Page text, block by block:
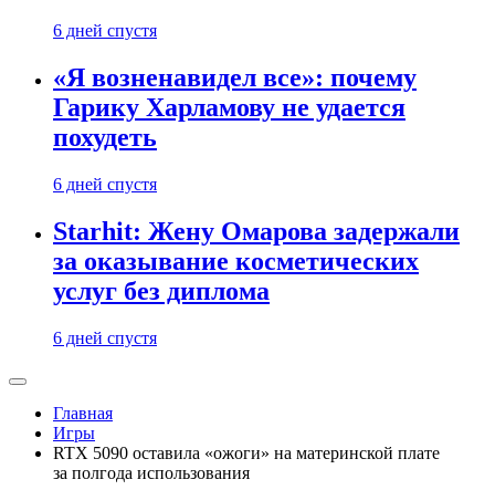
6 дней спустя
«Я возненавидел все»: почему
Гарику Харламову не удается
похудеть
6 дней спустя
Starhit: Жену Омарова задержали
за оказывание косметических
услуг без диплома
6 дней спустя
Главная
Игры
RTX 5090 оставила «ожоги» на материнской плате
за полгода использования